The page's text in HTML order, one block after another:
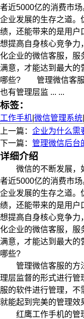
者近5000亿的消费市
企业发展的生存之道。
绩，还能带来的是用户
想提高自身核心竞争力
化企业的微信客服，服
满意，才能达到最大的
哪些? 管理微信客服
也有管理层监 ... ...
标签：
工作手机 微信管理系统
上一篇： 企业为什么需
下一篇： 管理微信后台
详细介绍
微信的不断发展，如
者近5000亿的消费市
企业发展的生存之道。
绩，还能带来的是用户
想提高自身核心竞争力
化企业的微信客服，服
满意，才能达到最大的
哪些?
管理微信客服的方法
理层监督的形式进行管
服的软件进行管理，不
就能起到完美的管理效
红鹰工作手机的管理